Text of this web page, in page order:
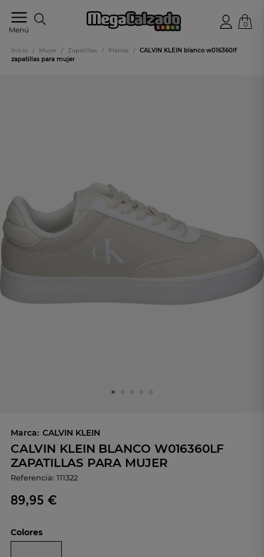
Menú
online
0
Inicio / Mujer / Zapatillas / Planos /
CALVIN KLEIN blanco w016360lf
zapatillas para mujer
Marca: CALVIN KLEIN
CALVIN KLEIN BLANCO W016360LF
ZAPATILLAS PARA MUJER
Referencia: 111322
89,95 €
Colores